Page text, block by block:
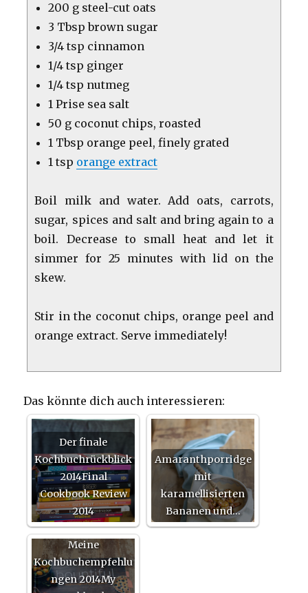
200 g steel-cut oats
3 Tbsp brown sugar
3/4 tsp cinnamon
1/4 tsp ginger
1/4 tsp nutmeg
1 Prise sea salt
50 g coconut chips, roasted
1 Tbsp orange peel, finely grated
1 tsp orange extract
Boil milk and water. Add oats, carrots,
sugar, spices and salt and bring again to a
boil. Decrease to small heat and let it
simmer for 25 minutes with lid on the
skew.
Stir in the coconut chips, orange peel and
orange extract. Serve immediately!
Das könnte dich auch interessieren:
Der finale
Kochbuchrückblick
2014Final
Cookbook Review
2014
Amaranthporridge
mit
karamellisierten
Bananen und…
Meine
Kochbuchempfehlu
ngen 2014My